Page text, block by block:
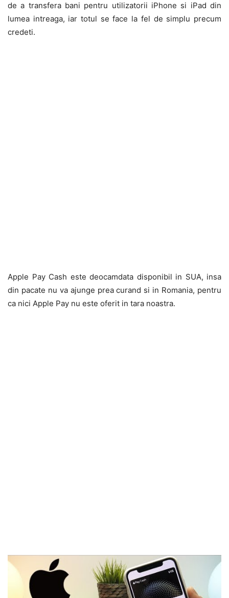
de a transfera bani pentru utilizatorii iPhone si iPad din
lumea intreaga, iar totul se face la fel de simplu precum
credeti.
Apple Pay Cash este deocamdata disponibil in SUA, insa
din pacate nu va ajunge prea curand si in Romania, pentru
ca nici Apple Pay nu este oferit in tara noastra.